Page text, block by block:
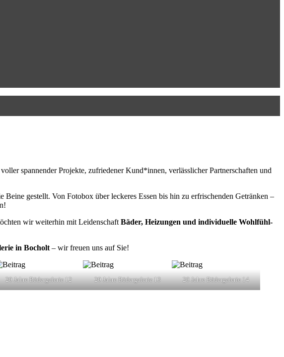
spannender Projekte, zufriedener Kund*innen, verlässlicher Partnerschaften und
Beine gestellt. Von Fotobox über leckeres Essen bis hin zu erfrischenden Getränken –
wir weiterhin mit Leidenschaft Bäder, Heizungen und individuelle Wohlfühl-
in Bocholt – wir freuen uns auf Sie!
20 Jahre Bädergalerie 12 20 Jahre Bädergalerie 13 20 Jahre Bädergalerie 14